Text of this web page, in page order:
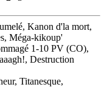
Kanon d'la mort,
Méga-kikoup'
1-10 PV (CO),
Destruction
Titanesque,